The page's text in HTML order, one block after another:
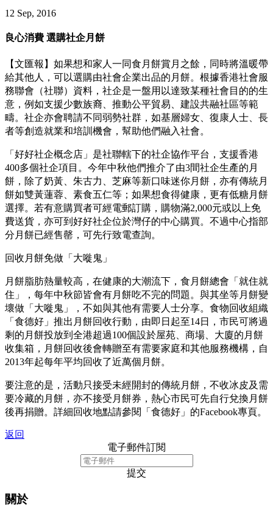
12 Sep, 2016
良心消費 選購社企月餅
【文匯報】如果想和家人一同食月餅賞月之餘，同時將溫暖帶
給其他人，可以選購由社會企業出品的月餅。根據香港社會服
務聯會（社聯）資料，社企是一盤用以達致某種社會目的的生
意，例如支援少數族裔、推動公平貿易、建設共融社區等範
疇。社企亦會聘請不同弱勢社群，如基層婦女、復康人士、長
者等創造就業和培訓機會，幫助他們融入社會。
「好好社企概念店」是社聯轄下的社企協作平台，支援香港
400多個社企項目。今年中秋他們推介了由3間社企生產的月
餅，除了奶黃、朱古力、芝麻等新口味迷你月餅，亦有傳統月
餅如雙黃蓮蓉、素食五仁等；如果想食得健康，更有低糖月餅
選擇。若有意購買者可經電郵訂購，購物滿2,000元或以上免
費送貨，亦可到好好社企位於灣仔的中心購買。不過中心指部
分月餅已經售罄，可先行致電查詢。
回收月餅免做「大嘥鬼」
月餅脂肪熱量較高，在健康的大潮流下，食月餅總會「就住就
住」，每年中秋節皆會有月餅吃不完的問題。與其坐等月餅變
壞做「大嘥鬼」，不如與其他有需要人士分享。食物回收組織
「食德好」推出月餅回收行動，由即日起至14日，市民可將過
剩的月餅投放到全港超過100個設於屋苑、商場、大廈的月餅
收集箱，月餅回收後會轉贈至有需要家庭和其他服務機構，自
2013年起每年平均回收了近萬個月餅。
要注意的是，活動只接受未經開封的傳統月餅，不收冰皮及需
要冷藏的月餅，亦不接受月餅券，熱心市民可先自行兌換月餅
後再捐贈。詳細回收地點請參閱「食德好」的Facebook專頁。
返回
電子郵件訂閱
提交
關於